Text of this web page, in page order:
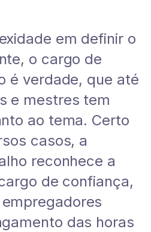
em definir o
o cargo de
é verdade, que até
e mestres tem
ao tema. Certo
casos, a
reconhece a
de confiança,
das horas